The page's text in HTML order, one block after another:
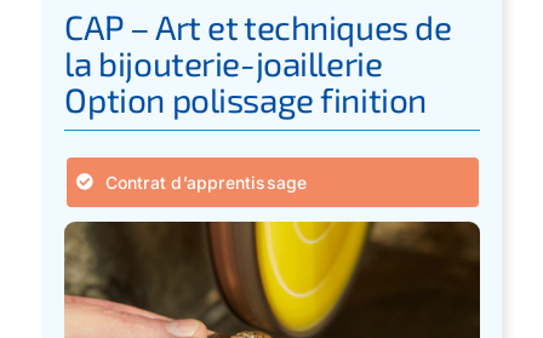
CAP – Art et techniques de
la bijouterie-joaillerie
Option polissage finition
Contrat d’apprentissage